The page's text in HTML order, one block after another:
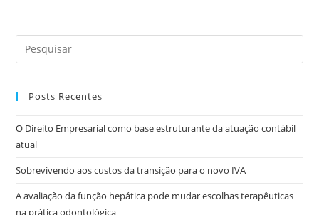
Posts Recentes
O Direito Empresarial como base estruturante da atuação contábil
atual
Sobrevivendo aos custos da transição para o novo IVA
A avaliação da função hepática pode mudar escolhas terapêuticas
na prática odontológica